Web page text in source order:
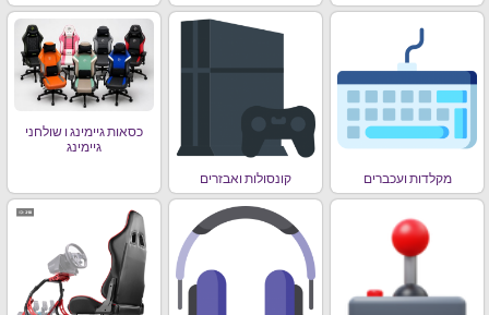
מקלדות ועכברים קונסולות ואבזרים
כסאות גיימינג ו שולחני
גיימינג